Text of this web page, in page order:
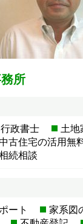
所
行政書士
土地
古住宅の活用無
続相談
ート
家系図